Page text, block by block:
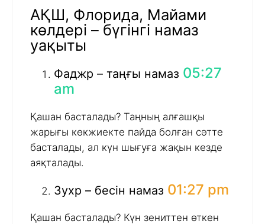
АҚШ, Флорида, Майами
көлдері – бүгінгі намаз
уақыты
Фаджр – таңғы намаз 05:27
am
Қашан басталады? Таңның алғашқы
жарығы көкжиекте пайда болған сәтте
басталады, ал күн шығуға жақын кезде
аяқталады.
Зухр – бесін намаз 01:27 pm
Қашан басталады? Күн зениттен өткен